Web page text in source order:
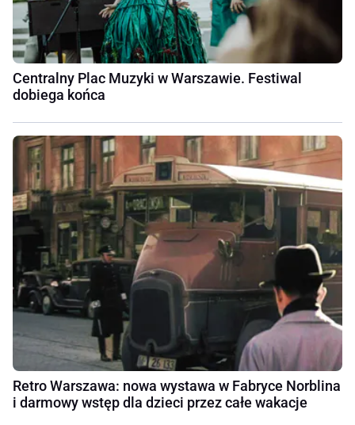
Centralny Plac Muzyki w Warszawie. Festiwal
dobiega końca
Retro Warszawa: nowa wystawa w Fabryce Norblina
i darmowy wstęp dla dzieci przez całe wakacje